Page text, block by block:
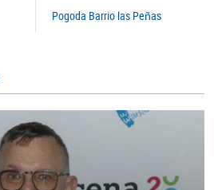
Pogoda Barrio las Peñas